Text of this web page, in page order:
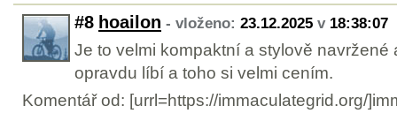
#8 hoailon - vloženo: 23.12.2025 v 18:38:07
Je to velmi kompaktní a stylově navržené
opravdu líbí a toho si velmi cením.
Komentář od: [urrl=https://immaculategrid.org/